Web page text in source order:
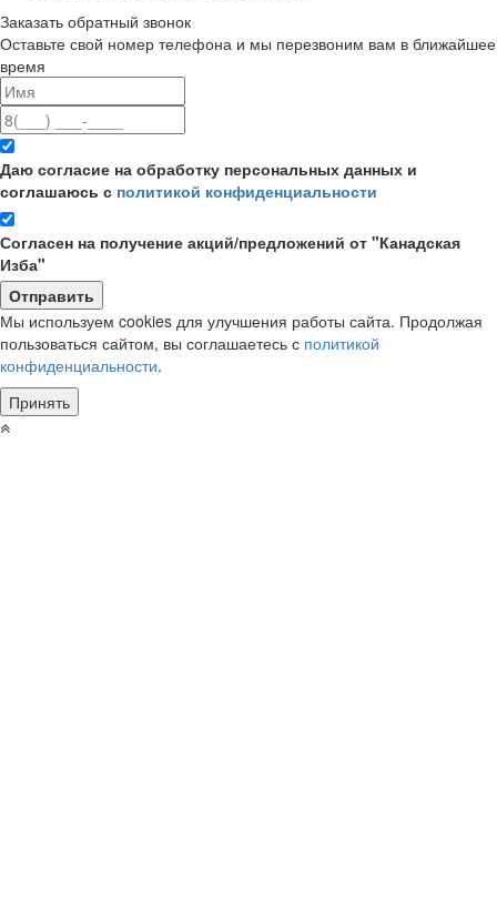
Заказать обратный звонок
Оставьте свой номер телефона и мы перезвоним вам в ближайшее
время
Даю согласие на обработку персональных данных и
соглашаюсь с политикой конфиденциальности
Согласен на получение акций/предложений от "Канадская
Изба"
Мы используем cookies для улучшения работы сайта. Продолжая
пользоваться сайтом, вы соглашаетесь с политикой
конфиденциальности.
Принять